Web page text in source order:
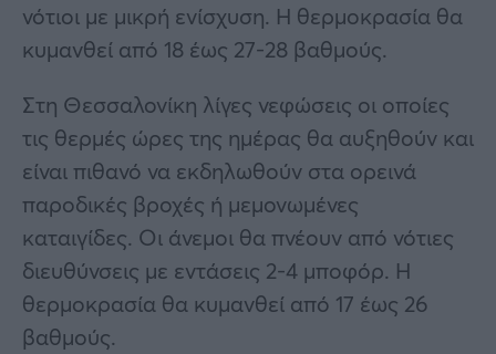
νότιοι με μικρή ενίσχυση. Η θερμοκρασία θα
κυμανθεί από 18 έως 27-28 βαθμούς.
Στη Θεσσαλονίκη λίγες νεφώσεις οι οποίες
τις θερμές ώρες της ημέρας θα αυξηθούν και
είναι πιθανό να εκδηλωθούν στα ορεινά
παροδικές βροχές ή μεμονωμένες
καταιγίδες. Οι άνεμοι θα πνέουν από νότιες
διευθύνσεις με εντάσεις 2-4 μποφόρ. Η
θερμοκρασία θα κυμανθεί από 17 έως 26
βαθμούς.